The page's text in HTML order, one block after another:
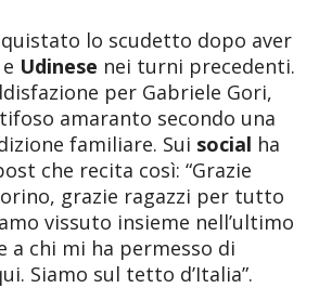
lo scudetto dopo aver
e Udinese nei turni precedenti.
per Gabriele Gori,
amaranto secondo una
familiare. Sui social ha
che recita così: “Grazie
grazie ragazzi per tutto
vissuto insieme nell’ultimo
a chi mi ha permesso di
Siamo sul tetto d’Italia”.